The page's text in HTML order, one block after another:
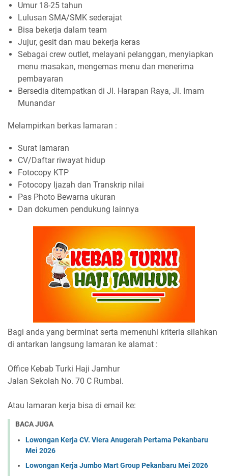
Umur 18-25 tahun
Lulusan SMA/SMK sederajat
Bisa bekerja dalam team
Jujur, gesit dan mau bekerja keras
Sebagai crew outlet, melayani pelanggan, menyiapkan
menu masakan, mengemas menu dan menerima
pembayaran
Bersedia ditempatkan di Jl. Harapan Raya, Jl. Imam
Munandar
Melampirkan berkas lamaran :
Surat lamaran
CV/Daftar riwayat hidup
Fotocopy KTP
Fotocopy Ijazah dan Transkrip nilai
Pas Photo Bewarna ukuran
Dan dokumen pendukung lainnya
Bagi anda yang berminat serta memenuhi kriteria silahkan
di antarkan langsung lamaran ke alamat :
Office Kebab Turki Haji Jamhur
Jalan Sekolah No. 70 C Rumbai.
Atau lamaran kerja bisa di email ke:
BACA JUGA
Lowongan Kerja CV. Viera Anugerah Pertama Pekanbaru
Mei 2026
Lowongan Kerja Jumbo Mart Group Pekanbaru Mei 2026